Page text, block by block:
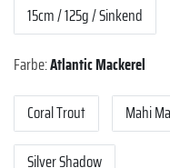
15cm / 125g / Sinkend
Farbe:Atlantic Mackerel
Coral Trout Mahi
Silver Shadow